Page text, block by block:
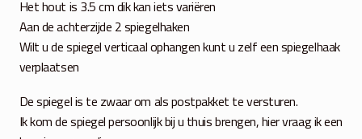
Het hout is 3.5 cm dik kan iets variëren
Aan de achterzijde 2 spiegelhaken
Wilt u de spiegel verticaal ophangen kunt u zelf een spiegelhaak
verplaatsen
De spiegel is te zwaar om als postpakket te versturen.
Ik kom de spiegel persoonlijk bij u thuis brengen, hier vraag ik een